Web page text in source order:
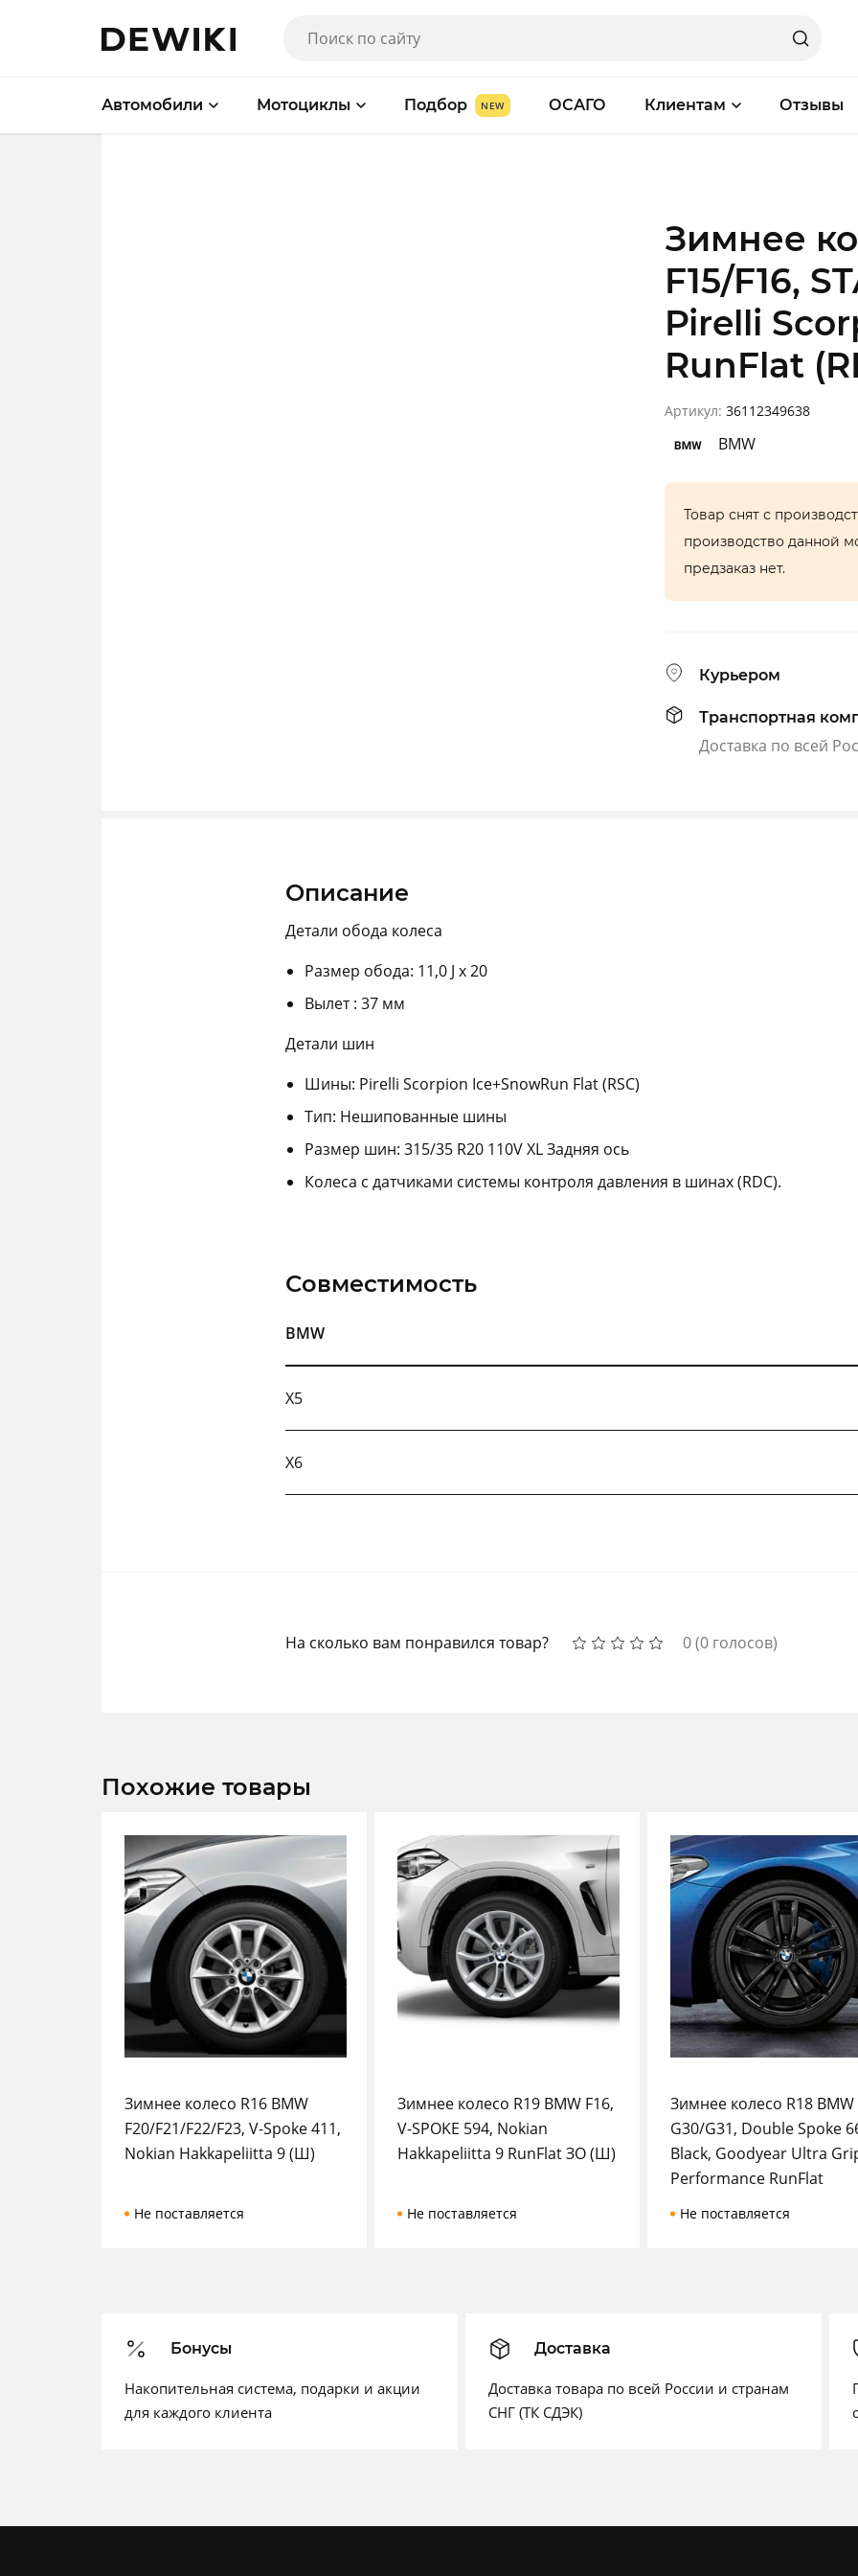
Автомобили Мотоциклы Подбор ОСАГО Клиентам Отзывы
Зимнее
F15/F16,
Pirelli
RunFlat
Артикул: 36112349638
BMW
Товар снят с
производство данной
предзаказ нет.
Курьером
Транспортная
Доставка по всей
Описание
Детали обода колеса
Размер обода: 11,0 J x 20
Вылет : 37 мм
Детали шин
Шины: Pirelli Scorpion Ice+SnowRun Flat (RSC)
Тип: Нешипованные шины
Размер шин: 315/35 R20 110V XL Задняя ось
Колеса с датчиками системы контроля давления в шинах (RDC).
Совместимость
BMW
X5
X6
На сколько вам понравился товар? 0(0 голосов)
Похожие товары
Зимнее колесо R16 BMW
F20/F21/F22/F23, V-Spoke 411,
Nokian Hakkapeliitta 9 (Ш)
Не поставляется
Зимнее колесо R19 BMW F16,
V-SPOKE 594, Nokian
Hakkapeliitta 9 RunFlat ЗО (Ш)
Не поставляется
Зимнее колесо R18 BMW
G30/G31, Double Spoke
Black, Goodyear Ultra
Performance RunFlat
Не поставляется
Бонусы
Накопительная система, подарки и акции
для каждого клиента
Доставка
Доставка товара по всей России и странам
СНГ (ТК СДЭК)